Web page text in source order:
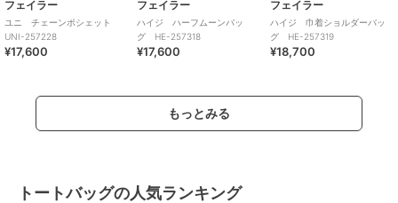
フェイラー
ユニ チェーンポシェット
UNI-257228
¥17,600
フェイラー
ハイジ ハーフムーンバッ
グ HE-257318
¥17,600
フェイラー
ハイジ 巾着ショルダーバッ
グ HE-257319
¥18,700
もっとみる
トートバッグの人気ランキング